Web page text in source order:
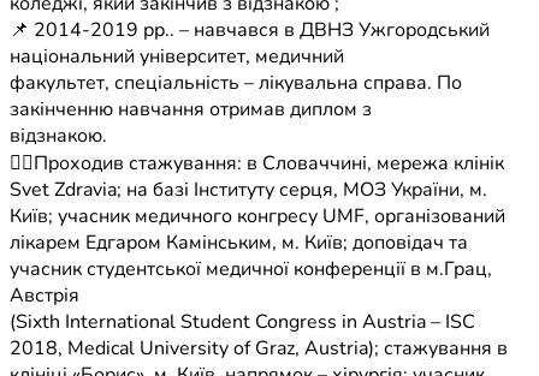
📌 2014-2019 рр.. – навчався в ДВНЗ Ужгородський
національний університет, медичний
факультет, спеціальність – лікувальна справа. По
закінченню навчання отримав диплом з
відзнакою.
👉🏻Проходив стажування: в Словаччині, мережа клінік
Svet Zdravia; на базі Інституту серця, МОЗ України, м.
Київ; учасник медичного конгресу UMF, організований
лікарем Едгаром Камінським, м. Київ; доповідач та
учасник студентської медичної конференції в м.Грац,
Австрія
(Sixth International Student Congress in Austria – ISC
2018, Medical University of Graz, Austria); стажування в